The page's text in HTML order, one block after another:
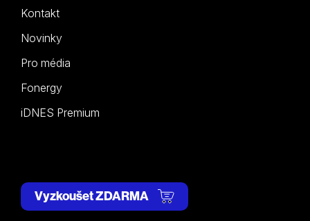
Kontakt
Novinky
Pro média
Fonergy
iDNES Premium
Vyzkoušet ZDARMA